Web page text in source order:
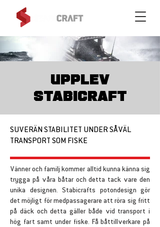
UPPLEV
STABICRAFT
SUVERÄN STABILITET UNDER SÅVÄL
TRANSPORT SOM FISKE
Vänner och familj kommer alltid kunna känna sig
trygga på våra båtar och detta tack vare den
unika designen. Stabicrafts potondesign gör
det möjligt för medpassagerare att röra sig fritt
på däck och detta gäller både vid transport i
hög fart samt under fiske. Få båttillverkare på